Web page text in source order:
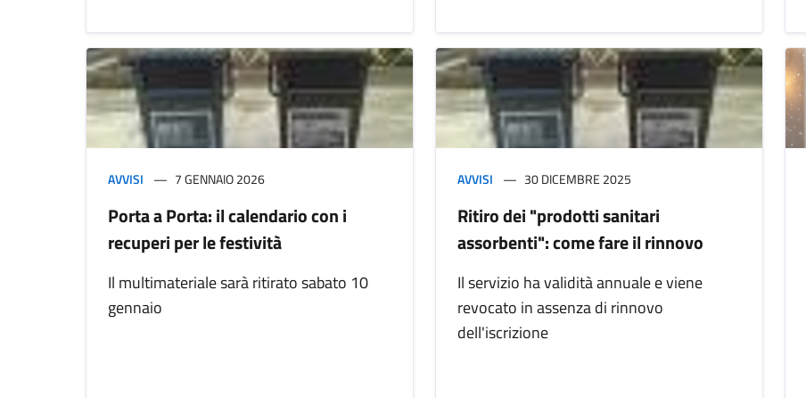
AVVISI 7 GENNAIO 2026
Porta a Porta: il calendario con i
recuperi per le festività
Il multimateriale sarà ritirato sabato 10
gennaio
AVVISI 30 DICEMBRE 2025
Ritiro dei "prodotti sanitari
assorbenti": come fare il rinnovo
Il servizio ha validità annuale e viene
revocato in assenza di rinnovo
dell'iscrizione